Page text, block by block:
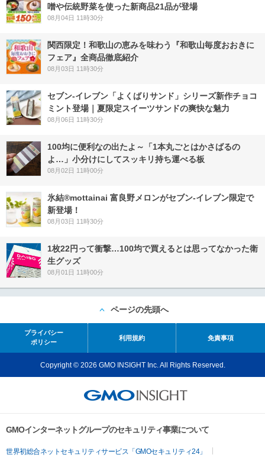
噌や伝統野菜を使った新商品21品が登場
08月04日 11時30分
関西限定！和歌山の恵みを味わう『和歌山毎度おおきに
フェア』全商品徹底紹介
08月03日 11時30分
セブン‐イレブン「よくばりサンド」シリーズ新作チョコ
ミント登場｜夏限定スイーツサンドの爽快な魅力
08月06日 11時30分
100均に便利なの出たよ～「1本丸ごとはかさばるの
よ…」小分けにしてスッキリ持ち運べる板
08月02日 11時00分
氷結®mottainai 富良野メロンがセブン‐イレブン限定で
新登場！
08月03日 11時30分
1枚22円って衝撃…100均で買えるとは思ってなかった衛
生グッズ
08月01日 11時00分
ページの先頭へ
プライバシー
ポリシー
利用規約 免責事項
Copyright © 2026 GMO INSIGHT Inc. All Rights Reserved.
GMOインターネットグループのセキュリティ事業について
世界初総合ネットセキュリティサービス「GMOセキュリティ24」